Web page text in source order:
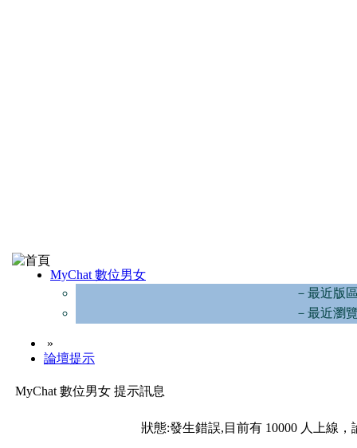
MyChat 數位男女
－最近版
－最近瀏
»
論壇提示
MyChat 數位男女 提示訊息
狀態:發生錯誤,目前有 10000 人上線